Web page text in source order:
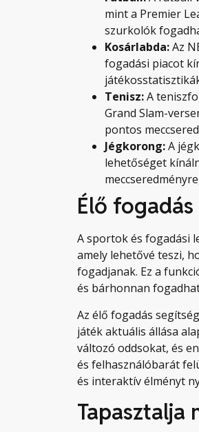
mint a Premier
szurkolók
Kosárlabda:Az
fogadási piacot
Tenisz:A
Grand Slam-
pontos
Jégkorong:A
lehetőséget
Élő
A sportok és fogadási
amely lehetővé teszi,
fogadjanak. Ez a
és bárhonnan
Az élő fogadás
játék aktuális állása
változó oddsokat, és
és felhasználóbarát
és interaktív élményt
Tapasztalja